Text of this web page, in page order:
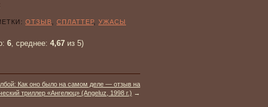
ОТЗЫВ СПЛАТТЕР, УЖАСЫ
6, среднее: 4,67 из 5)
Как оно было на самом деле — отзыв на
триллер «Ангелюц» (Angeluz, 1998 г.) →